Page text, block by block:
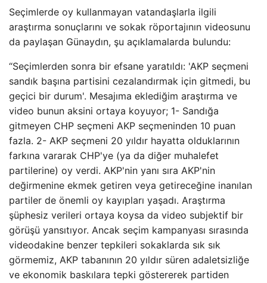
Seçimlerde oy kullanmayan vatandaşlarla ilgili
araştırma sonuçlarını ve sokak röportajının videosunu
da paylaşan Günaydın, şu açıklamalarda bulundu:
“Seçimlerden sonra bir efsane yaratıldı: 'AKP seçmeni
sandık başına partisini cezalandırmak için gitmedi, bu
geçici bir durum'. Mesajıma eklediğim araştırma ve
video bunun aksini ortaya koyuyor; 1- Sandığa
gitmeyen CHP seçmeni AKP seçmeninden 10 puan
fazla. 2- AKP seçmeni 20 yıldır hayatta olduklarının
farkına vararak CHP'ye (ya da diğer muhalefet
partilerine) oy verdi. AKP'nin yanı sıra AKP'nin
değirmenine ekmek getiren veya getireceğine inanılan
partiler de önemli oy kayıpları yaşadı. Araştırma
şüphesiz verileri ortaya koysa da video subjektif bir
görüşü yansıtıyor. Ancak seçim kampanyası sırasında
videodakine benzer tepkileri sokaklarda sık sık
görmemiz, AKP tabanının 20 yıldır süren adaletsizliğe
ve ekonomik baskılara tepki göstererek partiden